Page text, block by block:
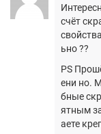
счёт
ьно ??
PS
ени но.
бные
ятным
аете